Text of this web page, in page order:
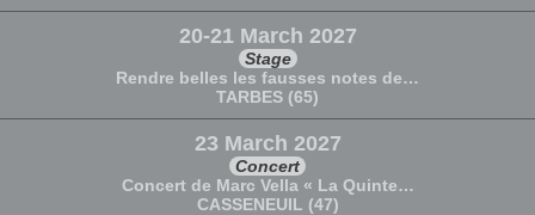
20-21 March 2027
Stage
Rendre belles les fausses notes de…
TARBES (65)
23 March 2027
Concert
Concert de Marc Vella « La Quinte…
CASSENEUIL (47)